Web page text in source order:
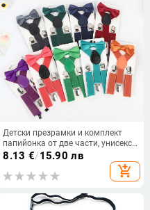
Детски презрамки и комплект
папийонка от две части, унисекс,
еластична лента, регулируема
дължина, 3 щипки, кръстосан
дизайн
8.13 €/15.90 лв
add_shopping_cart